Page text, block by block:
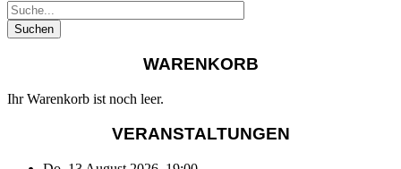
WARENKORB
Ihr Warenkorb ist noch leer.
VERANSTALTUNGEN